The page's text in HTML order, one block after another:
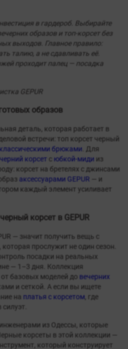
в гардероб. Выбирайте
образов и топ-корсет без
выходов. Главное правило:
талию, а не сдавливать её.
проходит палец — посадка
GEPUR
образов
деталь, которая работает в
встречи: топ корсет черный
классическими брюками . Для
корсет с юбкой-миди из
корсет на бретелях с джинсами
аксессуарами GEPUR — и
каждый элемент усиливает
корсет в GEPUR
— значит получить вещь с
прослужит не один сезон.
посадки на реальных
— 1–3 дня. Коллекция
базовых моделей до вечерних
и сеткой. А если вы ищете
на платья с корсетом , где
из Одессы, которые
корсеты в этой коллекции —
который конструирует